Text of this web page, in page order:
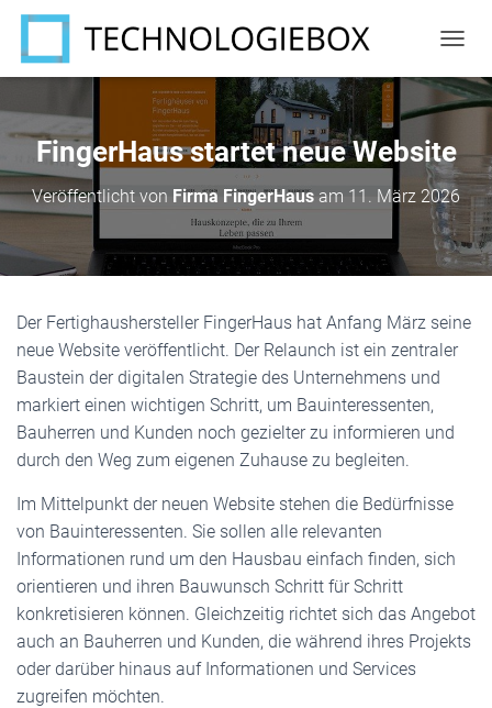
A
V
A
T
I
O
N
U
C
H
E
FingerHaus startet neue Website
Veröffentlicht von Firma FingerHaus am 11. März 2026
Der Fertighaushersteller FingerHaus hat Anfang März seine
neue Website veröffentlicht. Der Relaunch ist ein zentraler
Baustein der digitalen Strategie des Unternehmens und
markiert einen wichtigen Schritt, um Bauinteressenten,
Bauherren und Kunden noch gezielter zu informieren und
durch den Weg zum eigenen Zuhause zu begleiten.
Im Mittelpunkt der neuen Website stehen die Bedürfnisse
von Bauinteressenten. Sie sollen alle relevanten
Informationen rund um den Hausbau einfach finden, sich
orientieren und ihren Bauwunsch Schritt für Schritt
konkretisieren können. Gleichzeitig richtet sich das Angebot
auch an Bauherren und Kunden, die während ihres Projekts
oder darüber hinaus auf Informationen und Services
zugreifen möchten.